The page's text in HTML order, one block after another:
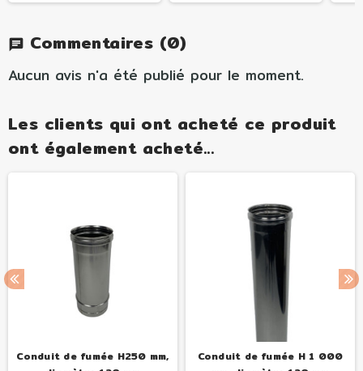
chat Commentaires (0)
Aucun avis n'a été publié pour le moment.
Les clients qui ont acheté ce produit
ont également acheté...
Conduit de fumée H250 mm,
Conduit de fumée H 1 000